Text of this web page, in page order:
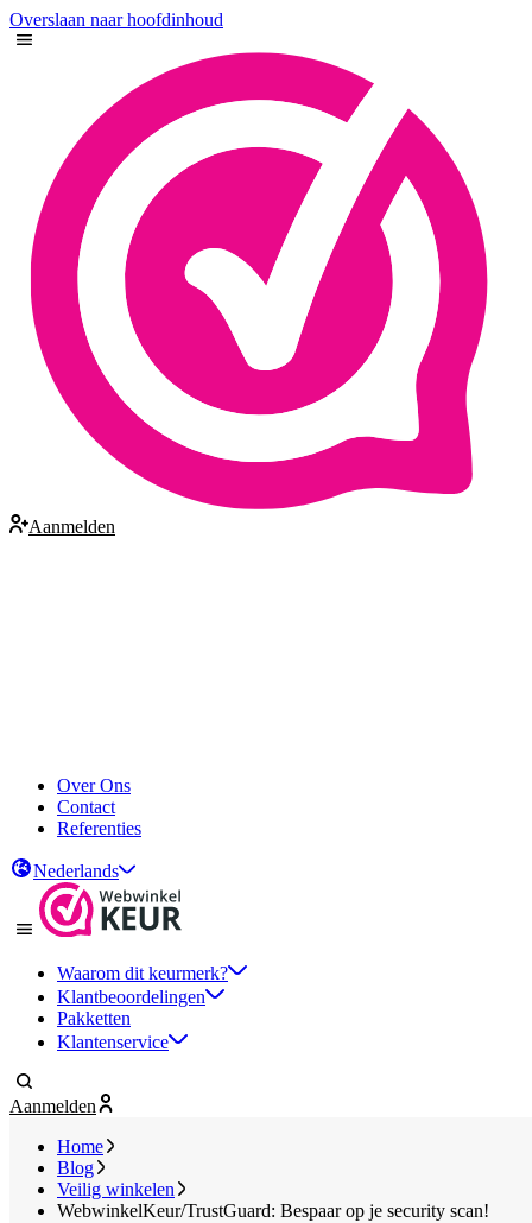
Overslaan naar hoofdinhoud
Aanmelden
Over Ons
Contact
Referenties
Nederlands
Waarom dit keurmerk?
Klantbeoordelingen
Pakketten
Klantenservice
Aanmelden
Home
Blog
Veilig winkelen
WebwinkelKeur/TrustGuard: Bespaar op je security scan!